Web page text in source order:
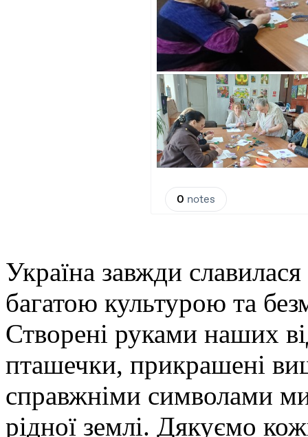
Україна завжди
багатою культурою та
Створені руками наших
пташечки, прикрашені
справжніми символами
рідної землі. Дякуємо